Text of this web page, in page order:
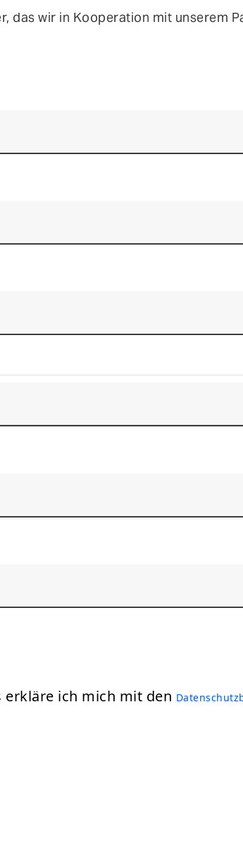
das wir in Kooperation mit unserem
erkläre ich mich mit den